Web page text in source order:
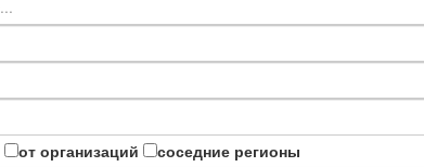
от организаций соседние регионы